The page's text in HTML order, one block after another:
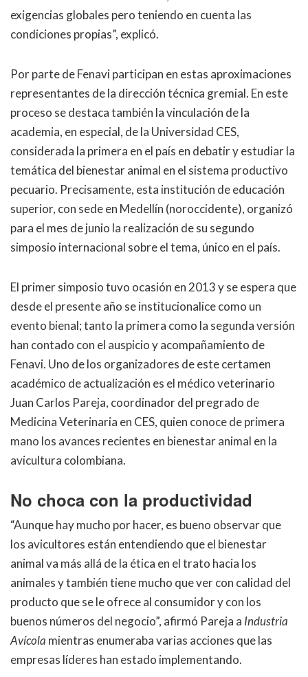
exigencias globales pero teniendo en cuenta las
condiciones propias”, explicó.
Por parte de Fenavi participan en estas aproximaciones
representantes de la dirección técnica gremial. En este
proceso se destaca también la vinculación de la
academia, en especial, de la Universidad CES,
considerada la primera en el país en debatir y estudiar la
temática del bienestar animal en el sistema productivo
pecuario. Precisamente, esta institución de educación
superior, con sede en Medellín (noroccidente), organizó
para el mes de junio la realización de su segundo
simposio internacional sobre el tema, único en el país.
El primer simposio tuvo ocasión en 2013 y se espera que
desde el presente año se institucionalice como un
evento bienal; tanto la primera como la segunda versión
han contado con el auspicio y acompañamiento de
Fenavi. Uno de los organizadores de este certamen
académico de actualización es el médico veterinario
Juan Carlos Pareja, coordinador del pregrado de
Medicina Veterinaria en CES, quien conoce de primera
mano los avances recientes en bienestar animal en la
avicultura colombiana.
No choca con la productividad
“Aunque hay mucho por hacer, es bueno observar que
los avicultores están entendiendo que el bienestar
animal va más allá de la ética en el trato hacia los
animales y también tiene mucho que ver con calidad del
producto que se le ofrece al consumidor y con los
buenos números del negocio”, afirmó Pareja a Industria
Avícola mientras enumeraba varias acciones que las
empresas líderes han estado implementando.